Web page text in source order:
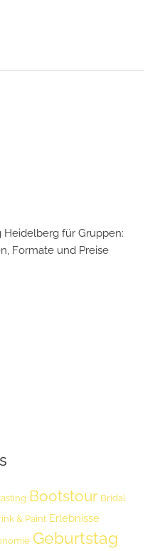
Heidelberg für Gruppen:
Formate und Preise
Bootstour Bridal
& Paint Erlebnisse
Geburtstag